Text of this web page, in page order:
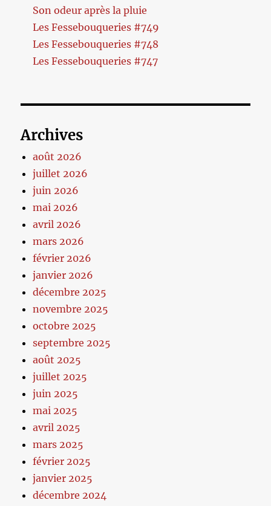
Son odeur après la pluie
Les Fessebouqueries #749
Les Fessebouqueries #748
Les Fessebouqueries #747
Archives
août 2026
juillet 2026
juin 2026
mai 2026
avril 2026
mars 2026
février 2026
janvier 2026
décembre 2025
novembre 2025
octobre 2025
septembre 2025
août 2025
juillet 2025
juin 2025
mai 2025
avril 2025
mars 2025
février 2025
janvier 2025
décembre 2024